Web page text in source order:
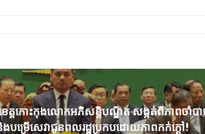
តកោះកុងលោកអភិសន្តិបណ្ឌិត សង្កត់ពីភាពចាំបា
ងបម្រើសេវាជូនពលរដ្ឋប្រកបដោយភាពកក់ក្តៅ!